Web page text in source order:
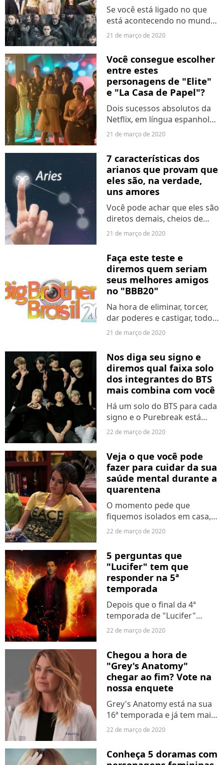
Se você está ligado no que
está acontecendo no mundo
- e o Purebreak espera que
você esteja -, com certeza
sabe que o planeta está
enfrentando uma pandemia.
Pois é, o coronavírus está...
21 de março de 2020
Você consegue escolher
entre estes
personagens de "Elite"
e "La Casa de Papel"?
Dois sucessos absolutos da
Netflix, em língua espanhola,
com elencos incríveis e até
mesmo repetição de atores!
Por isso, resolvemos colocar
essas duas queridinhas cara
a cara pra...
21 de março de 2020
7 características dos
arianos que provam que
eles são, na verdade,
uns amores
Você pode achar que eles são
diretos demais, cheios de
atitude e, às vezes, até meio
destruidores de coração,
nativos de Áries são super
amorosos e amam as
pessoas...
21 de março de 2020
Faça este teste e
diremos quem seriam
seus melhores amigos
no "BBB20"
Na hora de eliminar, torcer,
dar poderes e castigar, todo
mundo que assiste o "BBB20"
escolhe seus lados e vota
insistentemente até
conseguir seu objetivo. Mas e
se você tivesse lá...
21 de março de 2020
Nos diga seu signo e
diremos qual faixa solo
dos integrantes do BTS
mais combina com você
Há um solo do BTS para cada
signo e o Purebreak está
aqui para te provar! RM, V,
Jungkook, Jimin, Suga, Jin e J-
Hope são perfeitos juntos,
mas já deixaram muitos
Armys softs com suas...
22 de março de 2020
Veja o que você pode
fazer para cuidar da sua
saúde mental durante a
quarentena
O momento pede que
fiquemos isolados em casa,
evitando ao máximo o
contato com o mundo
coronavírus. Acontece que,
para muitas pessoas, isso
soa como um...
22 de março de 2020
5 perguntas que
"Lucifer" tem que
responder na 5ª
temporada
Depois que o final da 4ª
temporada de "Lucifer"
deixou todo mundo sofrendo
com tudo que aconteceu, só
o que pedimos da Netflix são
respostas! Sem data de
estreia confirmada ainda,...
22 de março de 2020
Chegou a hora de
"Grey's Anatomy"
chegar ao fim? Vote na
nossa enquete
Grey's Anatomy está na sua
16ª temporada e já tem mais
uma confirmada. No entanto,
todo ano surge o mesmo
questionamento: será que a
produção não devia ter
22 de março de 2020
Conheça 5 doramas com